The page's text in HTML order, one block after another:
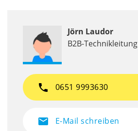
Jörn Laudor
B2B-Technikleitung
phone 0651 9993630
mail E-Mail schreiben